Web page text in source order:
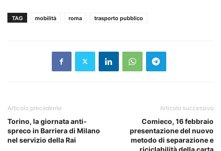
TAG mobilità roma trasporto pubblico
Articolo precedente
Torino, la giornata anti-
spreco in Barriera di Milano
nel servizio della Rai
Articolo successivo
Comieco, 16 febbraio
presentazione del nuovo
metodo di separazione e
riciclabilità della carta